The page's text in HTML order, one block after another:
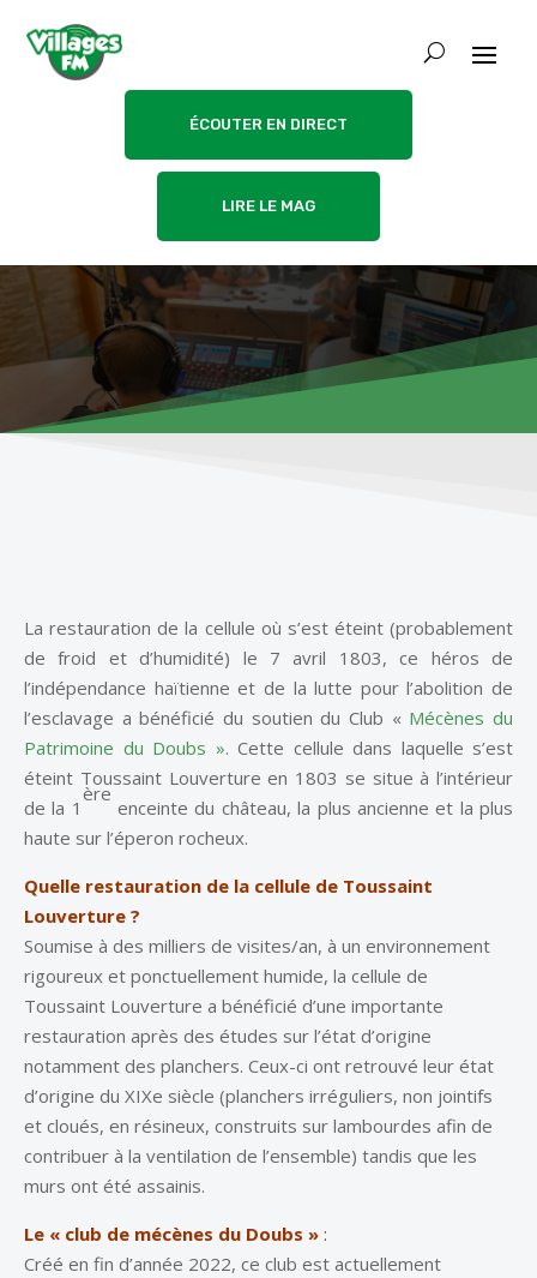
ÉCOUTER EN DIRECT
LIRE LE MAG
La restauration de la cellule où s’est éteint (probablement
de froid et d’humidité) le 7 avril 1803, ce héros de
l’indépendance haïtienne et de la lutte pour l’abolition de
l’esclavage a bénéficié du soutien du Club « Mécènes du
Patrimoine du Doubs ». Cette cellule dans laquelle s’est
éteint Toussaint Louverture en 1803 se situe à l’intérieur
de la 1
ère
enceinte du château, la plus ancienne et la plus
haute sur l’éperon rocheux.
Quelle restauration de la cellule de Toussaint
Louverture ?
Soumise à des milliers de visites/an, à un environnement
rigoureux et ponctuellement humide, la cellule de
Toussaint Louverture a bénéficié d’une importante
restauration après des études sur l’état d’origine
notamment des planchers. Ceux-ci ont retrouvé leur état
d’origine du XIXe siècle (planchers irréguliers, non jointifs
et cloués, en résineux, construits sur lambourdes afin de
contribuer à la ventilation de l’ensemble) tandis que les
murs ont été assainis.
Le « club de mécènes du Doubs » :
Créé en fin d’année 2022, ce club est actuellement